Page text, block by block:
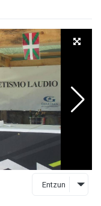
Entzun